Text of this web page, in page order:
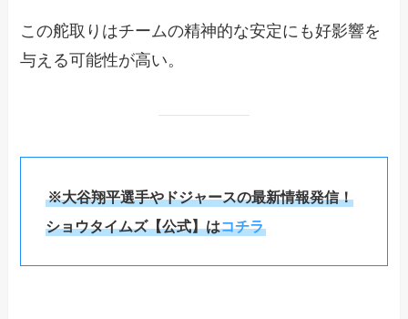
この舵取りはチームの精神的な安定にも好影響を
与える可能性が高い。
※大谷翔平選手やドジャースの最新情報発信！
ショウタイムズ【公式】はコチラ